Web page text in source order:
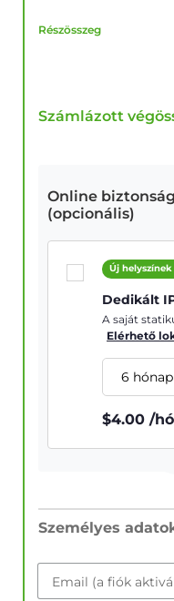
Részösszeg
Számlázott
Online
(opcionális)
Új
Dedikált
A saját
Elérhető
6
$4.00 /hó
Személyes
Email (a fiók